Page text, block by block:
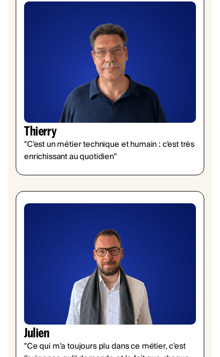
Thierry
"C'est un métier technique et humain : c'est très
enrichissant au quotidien"
Julien
"Ce qui m'a toujours plu dans ce métier, c'est